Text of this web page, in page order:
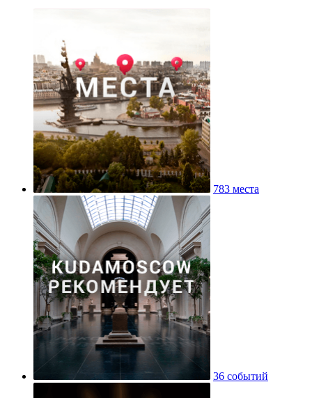
783 места
36 событий